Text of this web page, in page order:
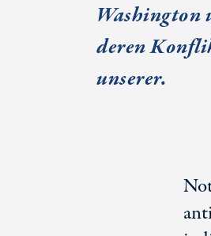
Washington
deren
unserer.